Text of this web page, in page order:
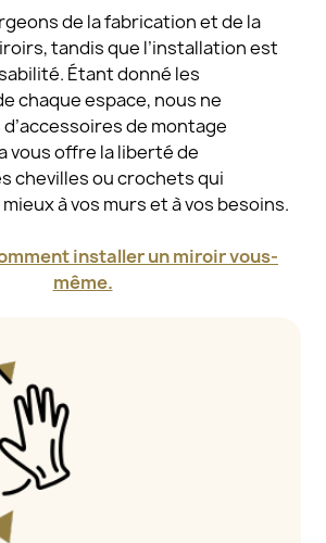
de la fabrication et de la
tandis que l’installation est
Étant donné les
chaque espace, nous ne
de montage
vous offre la liberté de
chevilles ou crochets qui
à vos murs et à vos besoins.
installer un miroir vous-
même.